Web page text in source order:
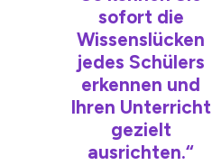
sofort die
Wissenslücken
jedes Schülers
erkennen und
Ihren Unterricht
gezielt
ausrichten.“